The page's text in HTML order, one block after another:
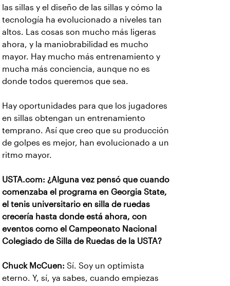
las sillas y el diseño de las sillas y cómo la
tecnología ha evolucionado a niveles tan
altos. Las cosas son mucho más ligeras
ahora, y la maniobrabilidad es mucho
mayor. Hay mucho más entrenamiento y
mucha más conciencia, aunque no es
donde todos queremos que sea.
Hay oportunidades para que los jugadores
en sillas obtengan un entrenamiento
temprano. Así que creo que su producción
de golpes es mejor, han evolucionado a un
ritmo mayor.
USTA.com: ¿Alguna vez pensó que cuando
comenzaba el programa en Georgia State,
el tenis universitario en silla de ruedas
crecería hasta donde está ahora, con
eventos como el Campeonato Nacional
Colegiado de Silla de Ruedas de la USTA?
Chuck McCuen: Sí. Soy un optimista
eterno. Y, sí, ya sabes, cuando empiezas